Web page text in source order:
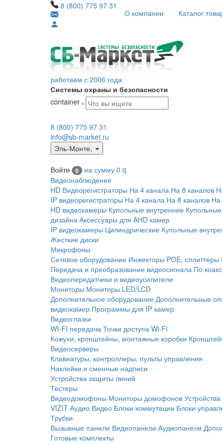
8 (800) 775 97 31
О компании Каталог
работаем с 2006 года
Системы охраны и безопасности
container×
8 (800) 775 97 31
info@sb-market.ru
Эль-Монте,
Войти 0 на сумму 0 q
Видеонаблюдение
HD Видеорегистраторы На 4 канала На 8 каналов
IP видеорегистраторы На 4 канала На 8 каналов На
HD видеокамеры Купольные внутренние
дизайна Аксессуары для AHD камер
IP видеокамеры Цилиндрические Купольные
Жесткие диски
Микрофоны
Сетевое оборудование Инжекторы POE, сплиттеры
Передача и преобразование видеосигнала По
Видеопередатчики и видеоусилители
Мониторы Мониторы LED/LCD
Дополнительное оборудование Дополнительные
видеокамер Программы для IP камер
Видеоглазки
WI-FI передача Точки доступа Wi-Fi
Кожухи, кронштейны, монтажные коробки
Видеосерверы
Клавиатуры, контроллеры, пульты управления
Наклейки и сменные надписи
Устройства защиты линий
Тестеры
Видеодомофоны Мониторы домофонов
VIZIT Аудио Видео Блоки коммутации Блоки
Трубки
Вызывные панели Видеопанели Аудиопанели
Готовые комплекты